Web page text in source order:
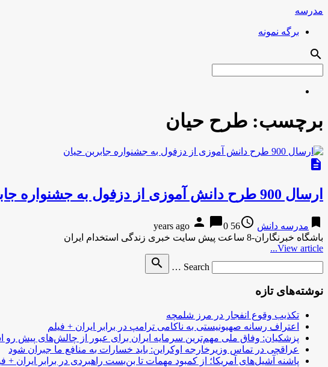
مدرسه
برگه نمونه
search
برچسب: طرح حیان
description
ارسال 900 طرح دانش آموزی از دزفول به جشنواره جابربن حیان
bookmark مدرسه دانش access_time
56 years ago
person chat_bubble0
باشگاه خبرنگاران-8 ساعت پیش سایت خبری زندگی استخدام ایران
View article...
Search …
search
نوشته‌های تازه
تکذیب وقوع انفجار در مرز شلمچه
اعتراف رسانه صهیونیستی به ناکامی ترامپ در برابر ایران + فیلم
پزشکیان: وفاق ملی مهم‌ترین سرمایه ایران برای عبور از چالش‌های پیش
عراقچی در تماس وزیرخارجه اوکراین: باید خسارات به منافع ما جبران شود
پاشنه آشیل‌های آمریکا؛ از کمبود مهمات تا بن‌بست راهبردی در برابر ایران +